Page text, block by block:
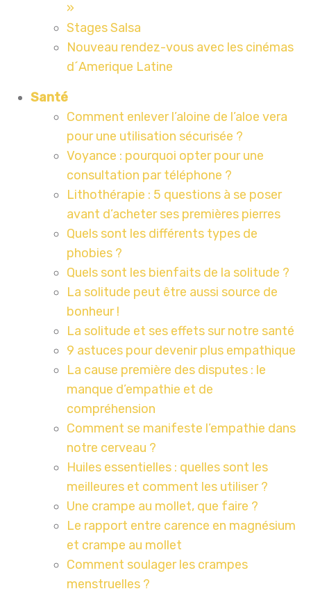
»
Stages Salsa
Nouveau rendez-vous avec les cinémas
d´Amerique Latine
Santé
Comment enlever l’aloine de l’aloe vera
pour une utilisation sécurisée ?
Voyance : pourquoi opter pour une
consultation par téléphone ?
Lithothérapie : 5 questions à se poser
avant d’acheter ses premières pierres
Quels sont les différents types de
phobies ?
Quels sont les bienfaits de la solitude ?
La solitude peut être aussi source de
bonheur !
La solitude et ses effets sur notre santé
9 astuces pour devenir plus empathique
La cause première des disputes : le
manque d’empathie et de
compréhension
Comment se manifeste l’empathie dans
notre cerveau ?
Huiles essentielles : quelles sont les
meilleures et comment les utiliser ?
Une crampe au mollet, que faire ?
Le rapport entre carence en magnésium
et crampe au mollet
Comment soulager les crampes
menstruelles ?